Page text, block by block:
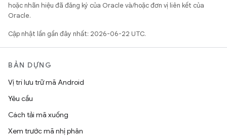
hoặc nhãn hiệu đã đăng ký của Oracle và/hoặc đơn vị liên kết của
Oracle.
Cập nhật lần gần đây nhất: 2026-06-22 UTC.
BẢN DỰNG
Vị trí lưu trữ mã Android
Yêu cầu
Cách tải mã xuống
Xem trước mã nhị phân